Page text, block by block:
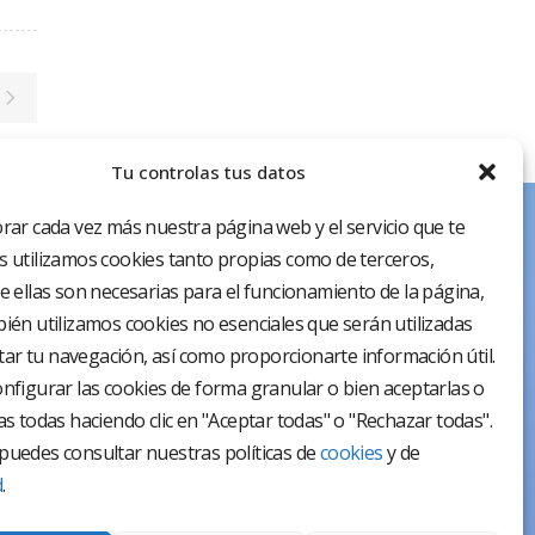
Tu controlas tus datos
cada vez más nuestra página web y el servicio que te
utilizamos cookies tanto propias como de terceros,
ellas son necesarias para el funcionamiento de la página,
utilizamos cookies no esenciales que serán utilizadas
tu navegación, así como proporcionarte información útil.
las cookies de forma granular o bien aceptarlas o
todas haciendo clic en "Aceptar todas" o "Rechazar todas".
consultar nuestras políticas decookiesy de
.